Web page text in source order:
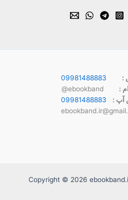
:
09981488883
:
آپ :
09981488883
Copyright © 2026